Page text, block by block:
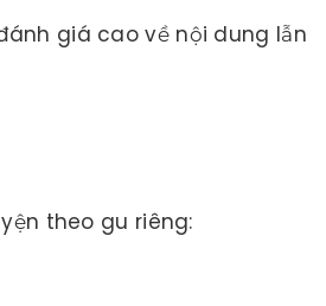
giá cao về nội dung lẫn
theo gu riêng: